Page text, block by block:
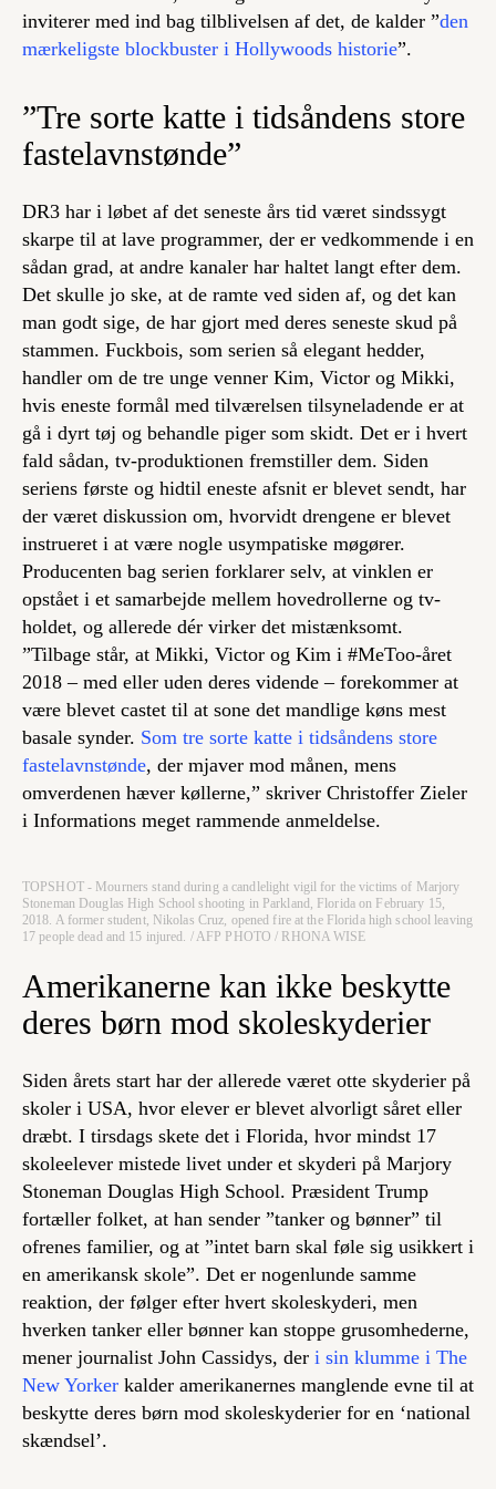
inviterer med ind bag tilblivelsen af det, de kalder ”den
mærkeligste blockbuster i Hollywoods historie”.
”Tre sorte katte i tidsåndens store
fastelavnstønde”
DR3 har i løbet af det seneste års tid været sindssygt
skarpe til at lave programmer, der er vedkommende i en
sådan grad, at andre kanaler har haltet langt efter dem.
Det skulle jo ske, at de ramte ved siden af, og det kan
man godt sige, de har gjort med deres seneste skud på
stammen. Fuckbois, som serien så elegant hedder,
handler om de tre unge venner Kim, Victor og Mikki,
hvis eneste formål med tilværelsen tilsyneladende er at
gå i dyrt tøj og behandle piger som skidt. Det er i hvert
fald sådan, tv-produktionen fremstiller dem. Siden
seriens første og hidtil eneste afsnit er blevet sendt, har
der været diskussion om, hvorvidt drengene er blevet
instrueret i at være nogle usympatiske møgører.
Producenten bag serien forklarer selv, at vinklen er
opstået i et samarbejde mellem hovedrollerne og tv-
holdet, og allerede dér virker det mistænksomt.
”Tilbage står, at Mikki, Victor og Kim i #MeToo-året
2018 – med eller uden deres vidende – forekommer at
være blevet castet til at sone det mandlige køns mest
basale synder. Som tre sorte katte i tidsåndens store
fastelavnstønde, der mjaver mod månen, mens
omverdenen hæver køllerne,” skriver Christoffer Zieler
i Informations meget rammende anmeldelse.
TOPSHOT - Mourners stand during a candlelight vigil for the victims of Marjory
Stoneman Douglas High School shooting in Parkland, Florida on February 15,
2018. A former student, Nikolas Cruz, opened fire at the Florida high school leaving
17 people dead and 15 injured. / AFP PHOTO / RHONA WISE
Amerikanerne kan ikke beskytte
deres børn mod skoleskyderier
Siden årets start har der allerede været otte skyderier på
skoler i USA, hvor elever er blevet alvorligt såret eller
dræbt. I tirsdags skete det i Florida, hvor mindst 17
skoleelever mistede livet under et skyderi på Marjory
Stoneman Douglas High School. Præsident Trump
fortæller folket, at han sender ”tanker og bønner” til
ofrenes familier, og at ”intet barn skal føle sig usikkert i
en amerikansk skole”. Det er nogenlunde samme
reaktion, der følger efter hvert skoleskyderi, men
hverken tanker eller bønner kan stoppe grusomhederne,
mener journalist John Cassidys, der i sin klumme i The
New Yorker kalder amerikanernes manglende evne til at
beskytte deres børn mod skoleskyderier for en ‘national
skændsel’.